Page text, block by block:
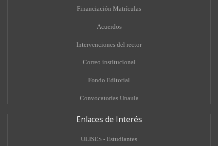
Financiación Matrículas
Acuerdos
Intervenciones del rector
Correo institucional
Fondo Editorial
Convocatorias Unaula
Enlaces de Interés
ULISES - Estudiantes